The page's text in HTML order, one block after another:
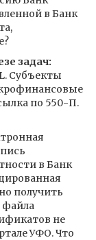
в Банк
задач:
Субъекты
по 550-П.
в Банк
получить
файла
не
УФО. Что